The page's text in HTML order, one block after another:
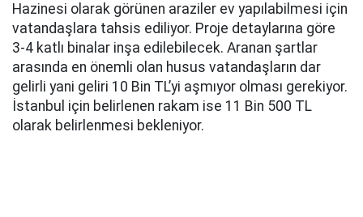
Hazinesi olarak görünen araziler ev yapılabilmesi için
vatandaşlara tahsis ediliyor. Proje detaylarına göre
3-4 katlı binalar inşa edilebilecek. Aranan şartlar
arasında en önemli olan husus vatandaşların dar
gelirli yani geliri 10 Bin TL’yi aşmıyor olması gerekiyor.
İstanbul için belirlenen rakam ise 11 Bin 500 TL
olarak belirlenmesi bekleniyor.